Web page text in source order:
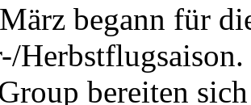
begann für
bereiten